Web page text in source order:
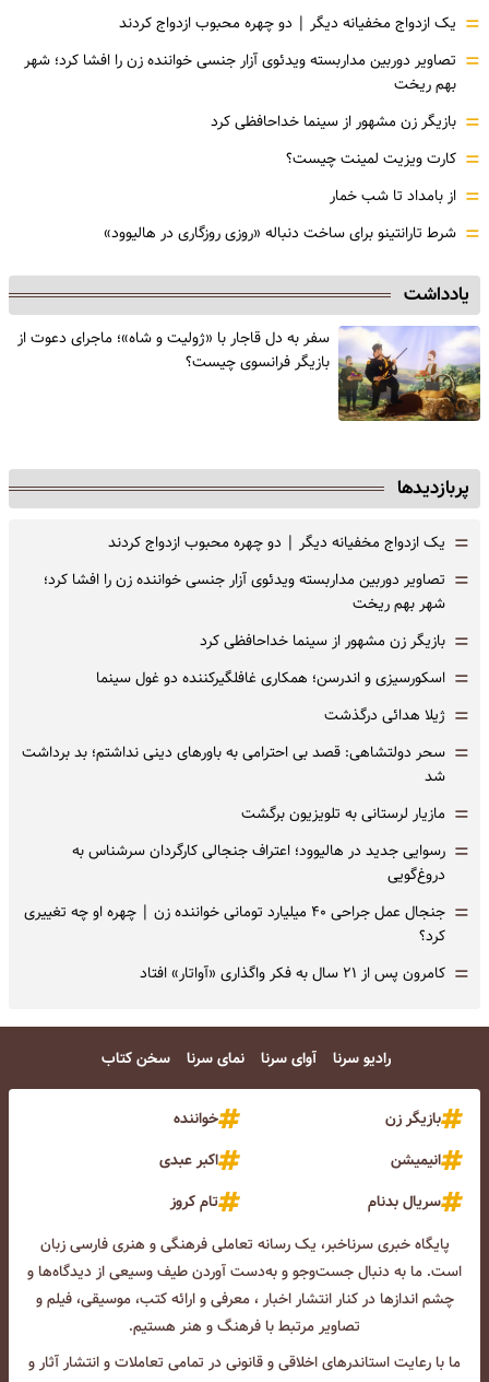
= یک ازدواج مخفیانه دیگر | دو چهره محبوب ازدواج کردند
= تصاویر دوربین مداربسته ویدئوی آزار جنسی خواننده زن را افشا کرد؛ شهر
بهم ریخت
= بازیگر زن مشهور از سینما خداحافظی کرد
= کارت ویزیت لمینت چیست؟
= از بامداد تا شب خمار
= شرط تارانتینو برای ساخت دنباله «روزی روزگاری در هالیوود»
یادداشت
سفر به دل قاجار با «ژولیت و شاه»؛ ماجرای دعوت از
‌بازیگر فرانسوی چیست؟
پربازدیدها
= یک ازدواج مخفیانه دیگر | دو چهره محبوب ازدواج کردند
= تصاویر دوربین مداربسته ویدئوی آزار جنسی خواننده زن را افشا کرد؛
شهر بهم ریخت
= بازیگر زن مشهور از سینما خداحافظی کرد
= اسکورسیزی و اندرسن؛ همکاری غافلگیرکننده دو غول سینما
= ژیلا هدائی درگذشت
= سحر دولتشاهی: قصد بی احترامی به باورهای دینی نداشتم؛ بد برداشت
شد
= مازیار لرستانی به تلویزیون برگشت
= رسوایی جدید در هالیوود؛ اعتراف جنجالی کارگردان سرشناس به
دروغ‌گویی
=
جنجال عمل جراحی ۴۰ میلیارد تومانی خواننده زن | چهره او چه تغییری
کرد؟
= کامرون پس از ۲۱ سال به فکر واگذاری «آواتار» افتاد
رادیو سرنا آوای سرنا نمای سرنا سخن کتاب
بازیگر زن
خواننده
انیمیشن
اکبر عبدی
سریال بدنام
تام کروز
پایگاه خبری سرناخبر، یک رسانه تعاملی فرهنگی و هنری فارسی زبان
است. ما به دنبال جست‌و‌جو و به‌دست آوردن طیف وسیعی از دیدگاه‌ها و
چشم انداز‌ها در کنار انتشار اخبار ، معرفی و ارائه کتب، موسیقی، فیلم و
تصاویر مرتبط با فرهنگ و هنر هستیم.
ما با رعایت استاندرهای اخلاقی و قانونی در تمامی تعاملات و انتشار آثار و